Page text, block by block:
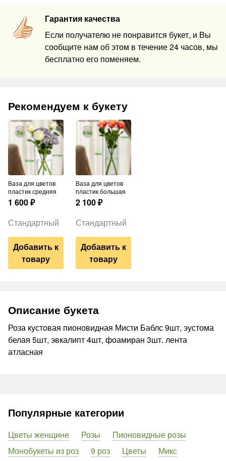
Гарантия качества
Если получателю не понравится букет, и Вы
сообщите нам об этом в течение 24 часов, мы
бесплатно его поменяем.
Рекомендуем к букету
Ваза для цветов
пластик средняя
1 600₽
Стандартный
Добавить к
товару
Ваза для цветов
пластик большая
2 100₽
Стандартный
Добавить к
товару
Описание букета
Роза кустовая пионовидная Мисти Баблс 9шт, эустома
белая 5шт, эвкалипт 4шт, фоамиран 3шт. лента
атласная
Популярные категории
Цветы женщине Розы
Пионовидные розы
Монобукеты из роз
9 роз Цветы Микс